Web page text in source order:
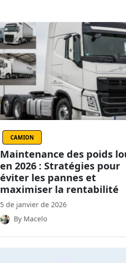
CAMION
Maintenance des poids
en 2026 : Stratégies pour
éviter les pannes et
maximiser la rentabilité
5 de janvier de 2026
By Macelo